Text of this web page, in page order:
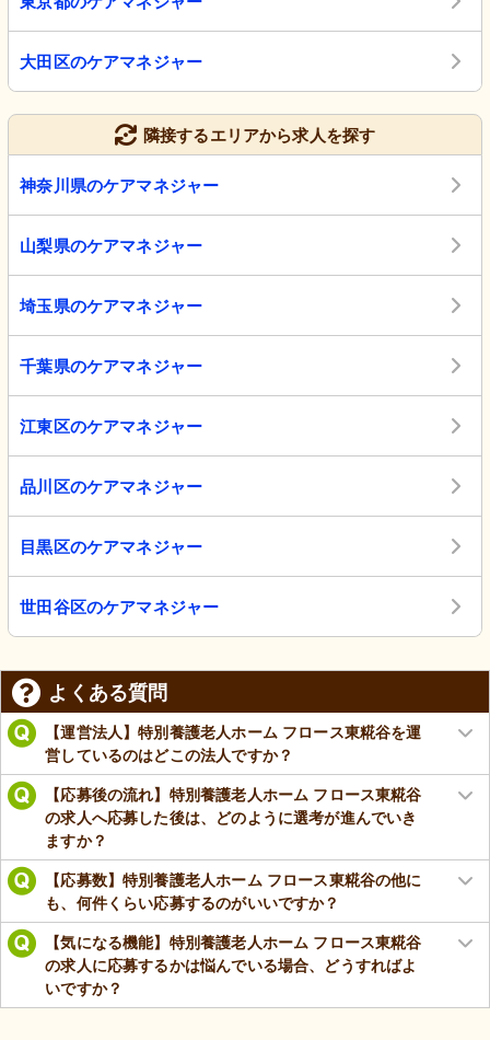
大田区のケアマネジャー
隣接するエリアから求人を探す
神奈川県のケアマネジャー
山梨県のケアマネジャー
埼玉県のケアマネジャー
千葉県のケアマネジャー
江東区のケアマネジャー
品川区のケアマネジャー
目黒区のケアマネジャー
世田谷区のケアマネジャー
よくある質問
【運営法人】特別養護老人ホーム フロース東糀谷を運
営しているのはどこの法人ですか？
【応募後の流れ】特別養護老人ホーム フロース東糀谷
の求人へ応募した後は、どのように選考が進んでいき
ますか？
【応募数】特別養護老人ホーム フロース東糀谷の他に
も、何件くらい応募するのがいいですか？
【気になる機能】特別養護老人ホーム フロース東糀谷
の求人に応募するかは悩んでいる場合、どうすればよ
いですか？